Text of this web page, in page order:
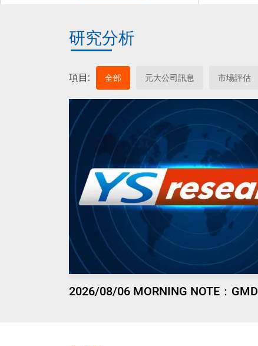
研究分析
項目: 全部 元大公司訊息 市場評估
2026/08/06 MORNING NOTE：GMD